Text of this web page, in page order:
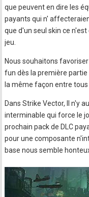
que peuvent en dire les
payants qui n'
que d'un seul skin ce
jeu.
Nous souhaitons
fun dès la première
la même façon entre tous
Dans Strike Vector, Il n'y
interminable qui force le
prochain pack de DLC
pour une composante
base nous semble